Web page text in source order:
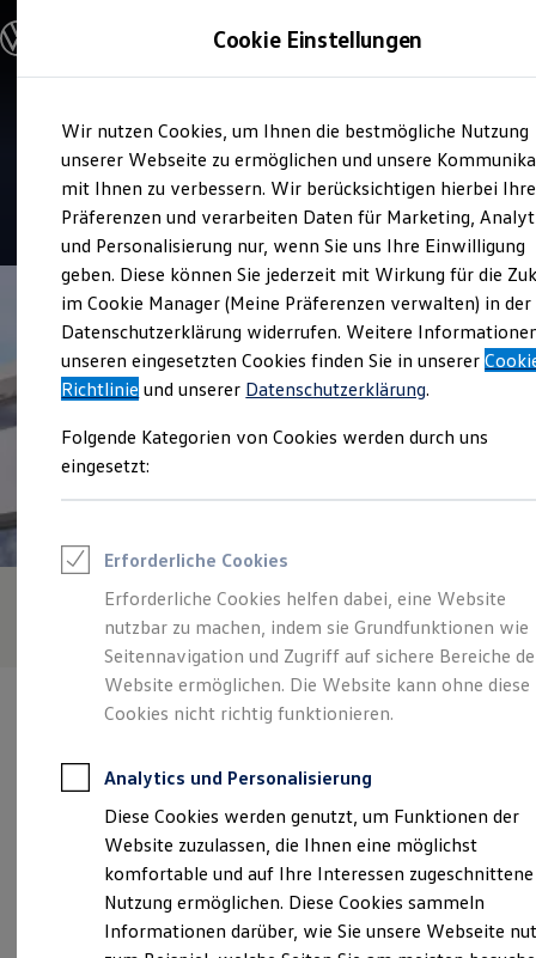
Hauptinhalt
springen
Footer
springen
Modelle & Konfigurator
Nutzfahrzeugkategorien entdecken
Modelle konfigurieren
Vorgängermodelle und Oldtimer
Vorgängermodelle
Oldtimer
Bulli Historie
Branchenlösungen & Gewerbekunden
Umbaulösungen und Hersteller finden
Auf- und Umbauten entdecken & konfigurieren
Groß- und Sonderkunden
Großkunden
Kommunen & Behörden
Journalisten
Sportvereine
Branchenlösungen
Gewerbliche Personenbeförderung
Service & mobile Werkstätten
Menschen mit Behinderung
Rettungsdienste
ONE Business ID Vorteile
Fahrzeugsuche & Marktplatz
Fahrzeugsuche
Fahrzeuge online kaufen
Digitaler Marktplatz
Kauf & Finanzierung
Online-Fahrzeugbewertung
Für Privatkunden
Für Gewerbekunden
Profi Paket
TopDeal
Gebrauchtwagen
ProfiPartner für Gebrauchtwagen
Zertifizierte Gebrauchtwagen
Finanzierung
Service
Autohaus Fimpel
5|42 Bewertungen
Verantwortlich für die Inhalte auf dieser Seite ist die Autohaus
Fimpel GmbH (Impressum & Rechtliches)
Cookie Einstellungen
Wir nutzen Cookies, um Ihnen die bestmögliche Nutzung
unserer Webseite zu ermöglichen und unsere
mit Ihnen zu verbessern. Wir berücksichtigen hierbei Ihre
Präferenzen und verarbeiten Daten für Marketing,
und Personalisierung nur, wenn Sie uns Ihre Einwilligung
geben. Diese können Sie jederzeit mit Wirkung für die
im Cookie Manager (Meine Präferenzen verwalten) in der
Datenschutzerklärung widerrufen. Weitere
unseren eingesetzten Cookies finden Sie in unserer
Richtlinie und unserer Datenschutzerklärung.
Folgende Kategorien von Cookies werden durch uns
eingesetzt:
Erforderliche Cookies
Erforderliche Cookies helfen dabei, eine Website
nutzbar zu machen, indem sie Grundfunktionen wie
Seitennavigation und Zugriff auf sichere Bereiche
Website ermöglichen. Die Website kann ohne diese
Cookies nicht richtig funktionieren.
Analytics und Personalisierung
Diese Cookies werden genutzt, um Funktionen der
Website zuzulassen, die Ihnen eine möglichst
komfortable und auf Ihre Interessen zugeschnittene
Nutzung ermöglichen. Diese Cookies sammeln
Informationen darüber, wie Sie unsere Webseite